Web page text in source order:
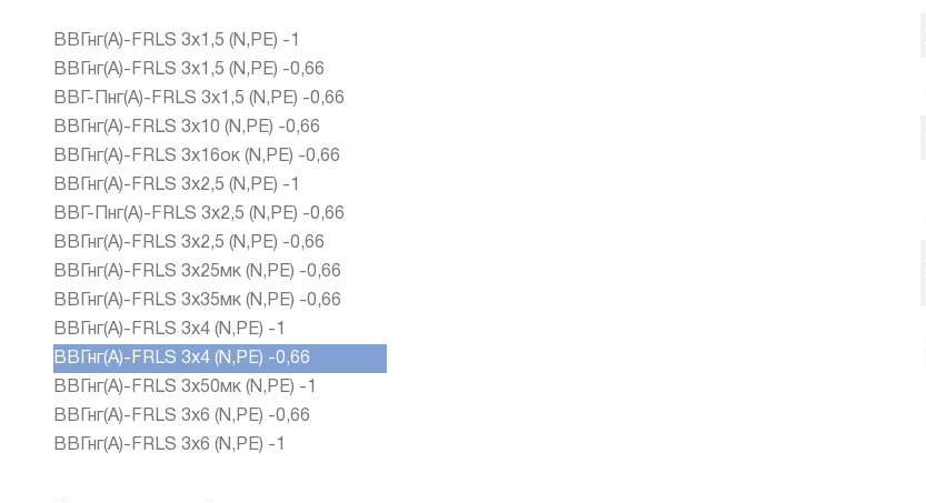
ВВГнг(А)-FRLS 3х1,5 (N,PE) -1
ВВГнг(А)-FRLS 3х1,5 (N,PE) -0,66
ВВГ-Пнг(А)-FRLS 3х1,5 (N,PE) -0,66
ВВГнг(А)-FRLS 3х10 (N,PE) -0,66
ВВГнг(А)-FRLS 3х16ок (N,PE) -0,66
ВВГнг(А)-FRLS 3х2,5 (N,PE) -1
ВВГ-Пнг(А)-FRLS 3х2,5 (N,PE) -0,66
ВВГнг(А)-FRLS 3х2,5 (N,PE) -0,66
ВВГнг(А)-FRLS 3х25мк (N,PE) -0,66
ВВГнг(А)-FRLS 3х35мк (N,PE) -0,66
ВВГнг(А)-FRLS 3х4 (N,PE) -1
ВВГнг(А)-FRLS 3х4 (N,PE) -0,66
ВВГнг(А)-FRLS 3х50мк (N,PE) -1
ВВГнг(А)-FRLS 3х6 (N,PE) -0,66
ВВГнг(А)-FRLS 3х6 (N,PE) -1